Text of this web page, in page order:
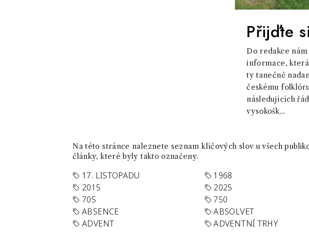
Přijďte
Do redakce
informace,
ty tanečně
českému
následujících
vysokošk...
Na této stránce naleznete seznam klíčových slov u všech
články, které byly takto označeny.
17. LISTOPADU 1968
2015
2025
70S
750
ABSENCE
ABSOLVET
ADVENT
ADVENTNÍ TRHY